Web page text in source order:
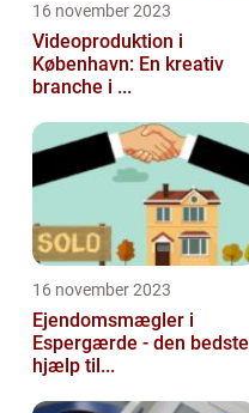
16 november 2023
Videoproduktion i
København: En kreativ
branche i ...
16 november 2023
Ejendomsmægler i
Espergærde - den bedste
hjælp til...